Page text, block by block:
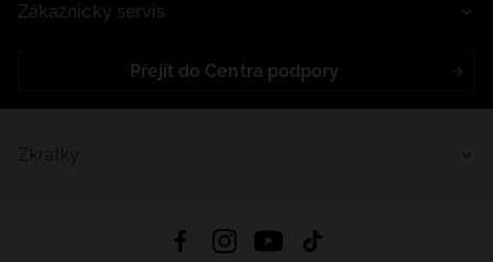
Zákaznický servis
Přejít do Centra podpory